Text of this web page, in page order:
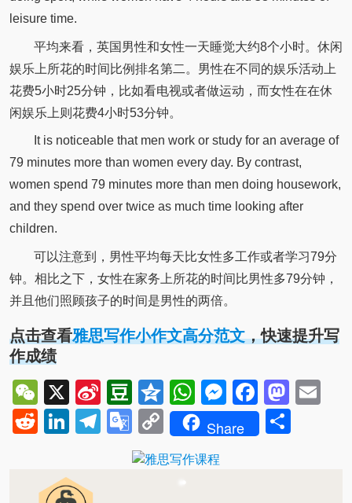
leisure time.
平均来看，英国男性和女性一天睡觉大约8个小时。休闲
娱乐上所花的时间比例排名第二。男性在不同的娱乐活动上
花费5小时25分钟，比如看电视或者做运动，而女性在在休
闲娱乐上则花费4小时53分钟。
It is noticeable that men work or study for an average of
79 minutes more than women every day. By contrast,
women spend 79 minutes more than men doing housework,
and they spend over twice as much time looking after
children.
可以注意到，男性平均每天比女性多工作或者学习79分
钟。相比之下，女性在家务上所花的时间比男性多79分钟，
并且他们照顾孩子的时间是男性的两倍。
点击查看雅思写作小作文高分范文，快速提升写
作成绩
WeChat
X
Sina
Weibo
Douban
QzoneWhatsApp
Messenger
RedditLinkedIn
Telegram
Google
Translate
Copy
Link
Share